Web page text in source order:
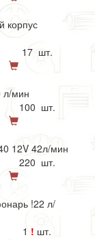
корпус
17 шт.
л/мин
100 шт.
12V 42л/мин
220 шт.
!22 л/
1 ! шт.